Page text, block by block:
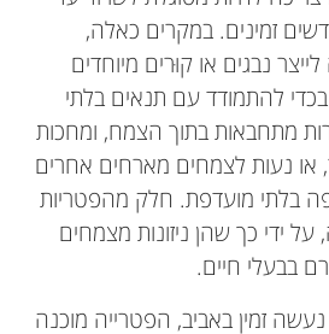
זמינים. במקרים כאלה,
נבגים או קוּרים מיוחדים
להתמודד עם תנאים בלתי
מתחבאות בתוך הצמח, ומחכות
או נעות לצמחים מארחים אחרים
בלתי מועדפת. חלק מהפטריות
ידי כך שהן ניזונות מצמחים
בבעלי חיים.
זמין באביב, הפטרייה מוכנה